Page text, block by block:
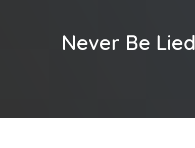
Never Be Lied